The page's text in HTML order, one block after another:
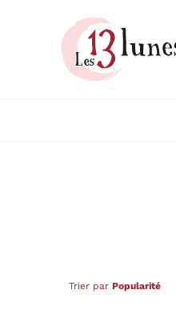
Trier par Popularité